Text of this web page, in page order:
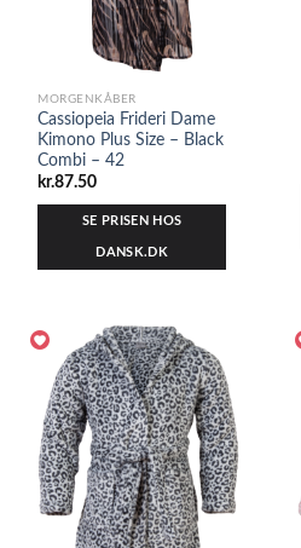
MORGENKÅBER
Cassiopeia Frideri Dame
Kimono Plus Size – Black
Combi – 42
kr.87.50
SE PRISEN HOS
DANSK.DK